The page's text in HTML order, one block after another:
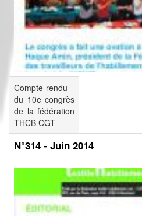
Compte-rendu
du 10e congrès
de la fédération
THCB CGT
N°314 - Juin 2014